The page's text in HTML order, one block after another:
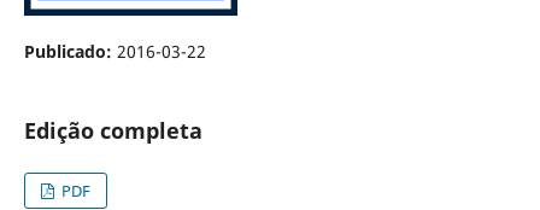
Publicado: 2016-03-22
Edição completa
PDF